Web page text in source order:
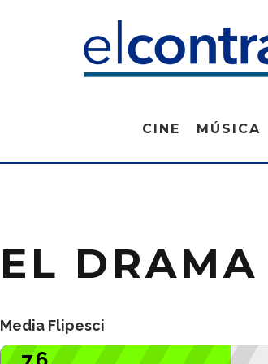
CINE MÚSICA
EL DRAMA
Media Flipesci